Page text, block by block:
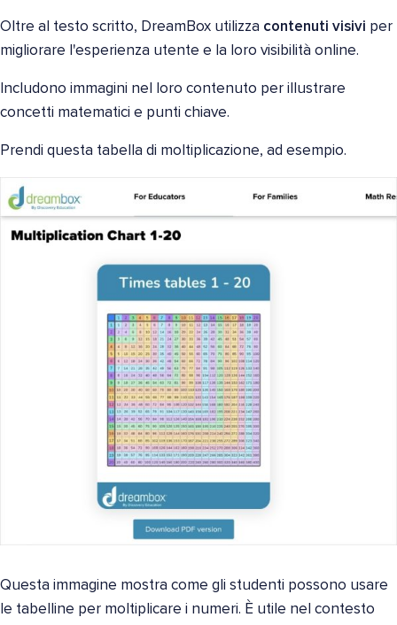
Oltre al testo scritto, DreamBox utilizza contenuti visivi per
migliorare l'esperienza utente e la loro visibilità online.
Includono immagini nel loro contenuto per illustrare
concetti matematici e punti chiave.
Prendi questa tabella di moltiplicazione, ad esempio.
Questa immagine mostra come gli studenti possono usare
le tabelline per moltiplicare i numeri. È utile nel contesto